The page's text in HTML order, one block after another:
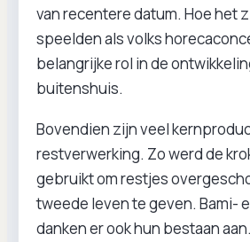
van recentere datum. Hoe het
speelden als volks
belangrijke rol in de
buitenshuis.
Bovendien zijn veel
restverwerking. Zo werd de
gebruikt om restjes
tweede leven te geven. Bami-
danken er ook hun bestaan